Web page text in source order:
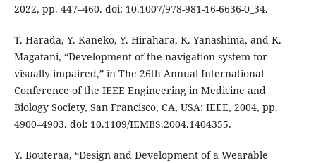
2022, pp. 447–460. doi: 10.1007/978-981-16-6636-0_34.
T. Harada, Y. Kaneko, Y. Hirahara, K. Yanashima, and K.
Magatani, “Development of the navigation system for
visually impaired,” in The 26th Annual International
Conference of the IEEE Engineering in Medicine and
Biology Society, San Francisco, CA, USA: IEEE, 2004, pp.
4900–4903. doi: 10.1109/IEMBS.2004.1404355.
Y. Bouteraa, “Design and Development of a Wearable